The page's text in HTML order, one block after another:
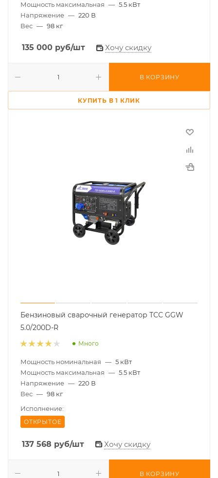
Мощность максимальная — 5.5 кВт
Напряжение — 220 В
Вес — 98 кг
135 000 руб/шт Хочу скидку
В КОРЗИНУ
КУПИТЬ В 1 КЛИК
Бензиновый сварочный генератор ТСС GGW
5.0/200D-R
Много
Мощность номинальная — 5 кВт
Мощность максимальная — 5.5 кВт
Напряжение — 220 В
Вес — 98 кг
Исполнение:
ОТКРЫТОЕ
137 568 руб/шт Хочу скидку
В КОРЗИНУ